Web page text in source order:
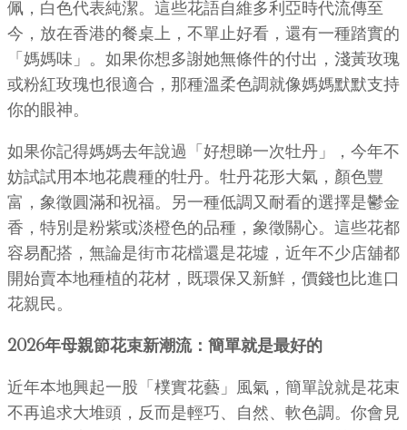
佩，白色代表純潔。這些花語自維多利亞時代流傳至
今，放在香港的餐桌上，不單止好看，還有一種踏實的
「媽媽味」。如果你想多謝她無條件的付出，淺黃玫瑰
或粉紅玫瑰也很適合，那種溫柔色調就像媽媽默默支持
你的眼神。
如果你記得媽媽去年說過「好想睇一次牡丹」，今年不
妨試試用本地花農種的牡丹。牡丹花形大氣，顏色豐
富，象徵圓滿和祝福。另一種低調又耐看的選擇是鬱金
香，特別是粉紫或淡橙色的品種，象徵關心。這些花都
容易配搭，無論是街市花檔還是花墟，近年不少店舖都
開始賣本地種植的花材，既環保又新鮮，價錢也比進口
花親民。
2026年母親節花束新潮流：簡單就是最好的
近年本地興起一股「樸實花藝」風氣，簡單說就是花束
不再追求大堆頭，反而是輕巧、自然、軟色調。你會見